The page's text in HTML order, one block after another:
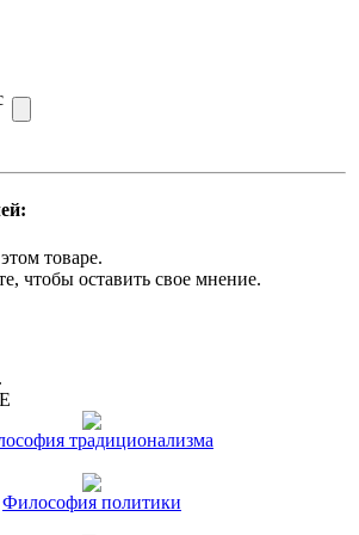
товаре.
чтобы оставить свое мнение.
традиционализма
Философия политики